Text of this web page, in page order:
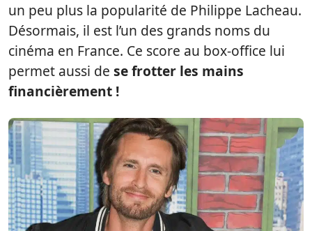
un peu plus la popularité de Philippe Lacheau.
Désormais, il est l’un des grands noms du
cinéma en France. Ce score au box-office lui
permet aussi de se frotter les mains
financièrement !